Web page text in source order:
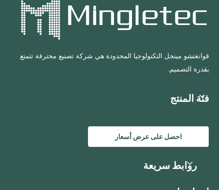
قوانغتشو مينجل التكنولوجيا المحدودة هي شركة تصنيع محترفة تتمتع
بقدرة التصميم.
فئة المنتج
احصل على عرض أسعار
روابط سريعة